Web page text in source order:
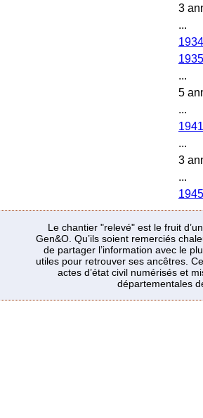
3
...
1934
1935
...
5
...
1941
...
3
...
1945
Le chantier "relevé" est le fruit
Gen&O. Qu’ils soient remerciés
de partager l’information avec le
utiles pour retrouver ses ancêtres.
actes d’état civil numérisés et
départementales